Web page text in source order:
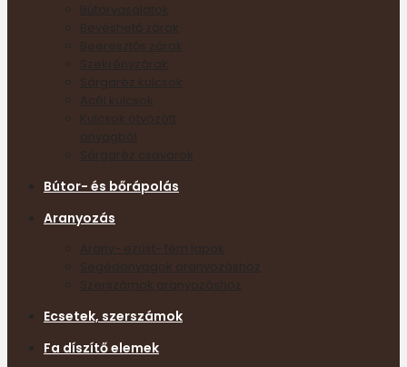
Bútorvasalatok
Bevéshető zárak
Beeresztős zárak
Szekrényzárak
Sárgaréz kulcsok
Acél kulcsok
Kulcsok ötvözött
Sárgaréz csavarok
Bútor- és bőrápolás
Aranyozás
Arany- ezüst- fém lapok
Segédanyagok aranyozáshoz
Szerszámok aranyozáshoz
Ecsetek, szerszámok
Fa díszítő elemek